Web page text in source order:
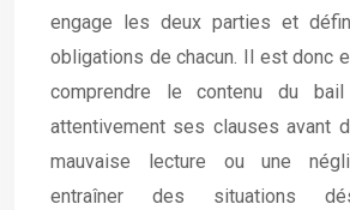
engage les deux parties et
obligations de chacun. Il est donc
comprendre le contenu du
attentivement ses clauses avant
mauvaise lecture ou une
entraîner des situations